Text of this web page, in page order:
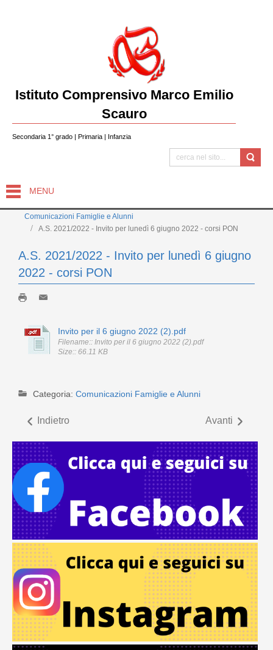
Istituto Comprensivo Marco Emilio
Scauro
Secondaria 1° grado | Primaria | Infanzia
MENU
Comunicazioni Famiglie e Alunni
A.S. 2021/2022 - Invito per lunedì 6 giugno 2022 - corsi PON
A.S. 2021/2022 - Invito per lunedì 6 giugno
2022 - corsi PON
Invito per il 6 giugno 2022 (2).pdf
Filename:: Invito per il 6 giugno 2022 (2).pdf
Size:: 66.11 KB
Categoria: Comunicazioni Famiglie e Alunni
Indietro Avanti